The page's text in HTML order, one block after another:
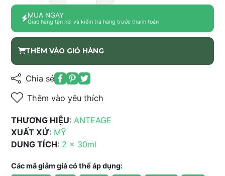
MUA NGAY
Giao hàng tận nơi và kiểm tra hàng trước thanh toán
THÊM VÀO GIỎ HÀNG
Chia sẻ
Thêm vào yêu thích
THƯƠNG HIỆU: ANTEAGE
XUẤT XỨ: MỸ
DUNG TÍCH: 2 x 30ml
Các mã giảm giá có thể áp dụng: